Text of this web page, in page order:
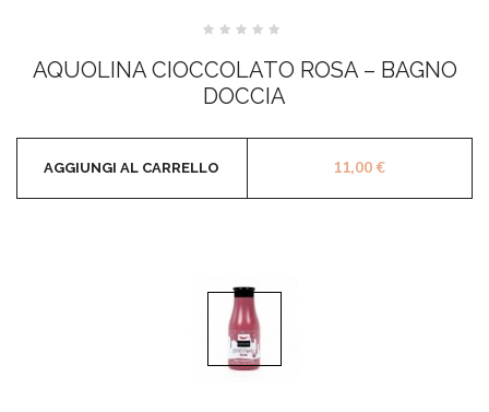
su
5
AQUOLINA CIOCCOLATO ROSA – BAGNO
DOCCIA
11,00€
AGGIUNGI AL CARRELLO